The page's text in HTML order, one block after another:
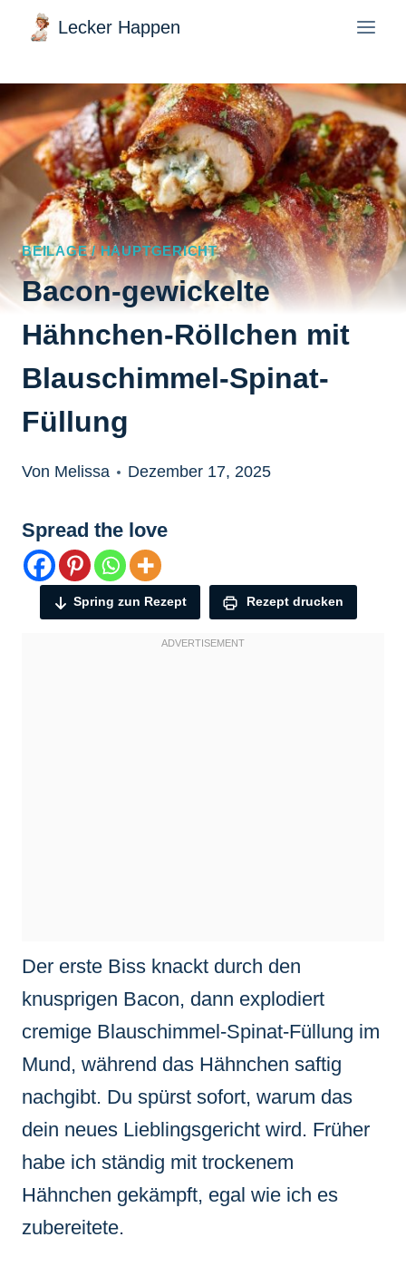
Zum
Inhalt
springen
Lecker Happen
BEILAGE / HAUPTGERICHT
Bacon-gewickelte
Hähnchen-Röllchen mit
Blauschimmel-Spinat-
Füllung
Von Melissa Dezember 17, 2025
Spread the love
Spring zun Rezept Rezept drucken
Der erste Biss knackt durch den
knusprigen Bacon, dann explodiert
cremige Blauschimmel-Spinat-Füllung im
Mund, während das Hähnchen saftig
nachgibt. Du spürst sofort, warum das
dein neues Lieblingsgericht wird. Früher
habe ich ständig mit trockenem
Hähnchen gekämpft, egal wie ich es
zubereitete.